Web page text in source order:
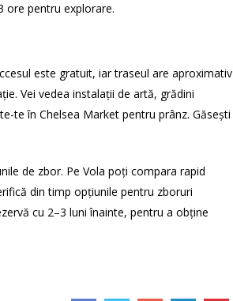
ore pentru explorare.
este gratuit, iar traseul are aproximativ
Vei vedea instalații de artă, grădini
te în Chelsea Market pentru prânz. Găsești
de zbor. Pe Vola poți compara rapid
din timp opțiunile pentru zboruri
cu 2–3 luni înainte, pentru a obține